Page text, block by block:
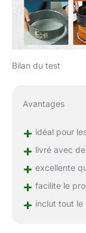
Bilan du test
Avantages
+ idéal pour
+ livré avec
+ excellente
+ facilite le
+ inclut tout le